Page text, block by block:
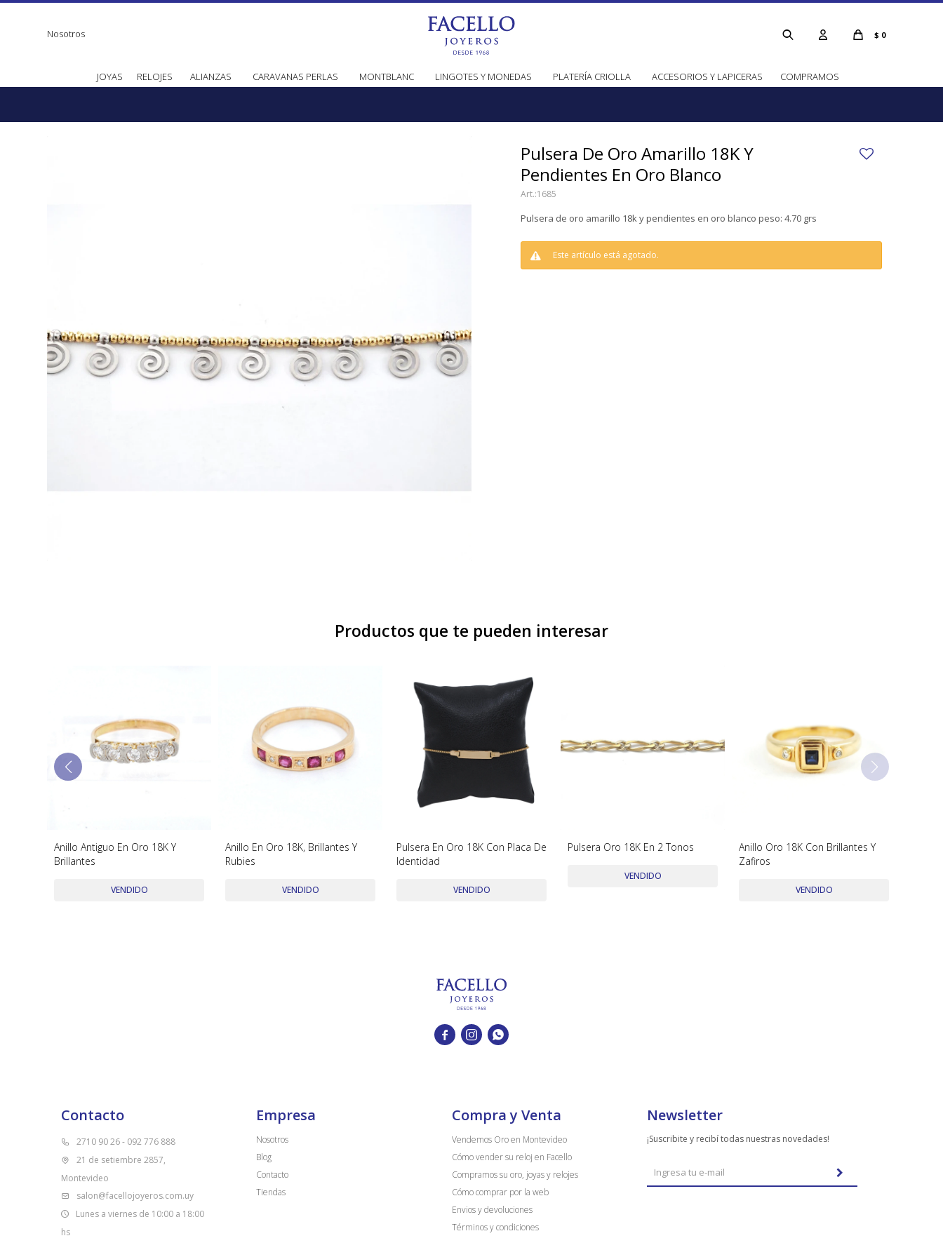
JOYAS RELOJES ALIANZAS CARAVANAS PERLAS MONTBLANC LINGOTES Y MONEDAS PLATERÍA CRIOLLA ACCESORIOS Y LAPICERAS COMPRAMOS
$ 0
Nosotros
Pulsera De Oro Amarillo 18K Y
Pendientes En Oro Blanco
1685
Pulsera de oro amarillo 18k y pendientes en oro blanco peso: 4.70 grs
Este artículo está agotado.
Productos que te pueden interesar
Anillo Antiguo En Oro 18K Y
Brillantes
VENDIDO
Anillo En Oro 18K, Brillantes Y
Rubies
VENDIDO
Pulsera En Oro 18K Con Placa De
Identidad
VENDIDO
Pulsera Oro 18K En 2 Tonos
VENDIDO
Anillo Oro 18K Con Brillantes Y
Zafiros
VENDIDO
  
Contacto
2710 90 26 - 092 776 888
21 de setiembre 2857,
Montevideo
salon@facellojoyeros.com.uy
Lunes a viernes de 10:00 a 18:00
hs
Empresa
Nosotros
Blog
Contacto
Tiendas
Compra y Venta
Vendemos Oro en Montevideo
Cómo vender su reloj en Facello
Compramos su oro, joyas y relojes
Cómo comprar por la web
Envios y devoluciones
Términos y condiciones
Newsletter
¡Suscribite y recibí todas nuestras novedades!